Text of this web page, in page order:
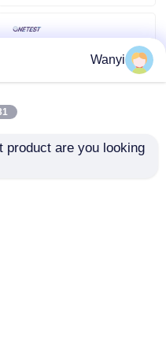
Wanyi
product are you looking